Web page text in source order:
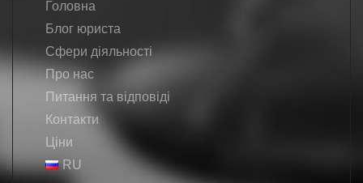
Головна
Блог юриста
Сфери діяльності
Про нас
Питання та відповіді
Контакти
Ціни
RU